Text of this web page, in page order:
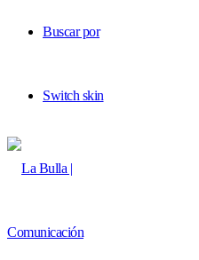
Buscar por
Switch skin